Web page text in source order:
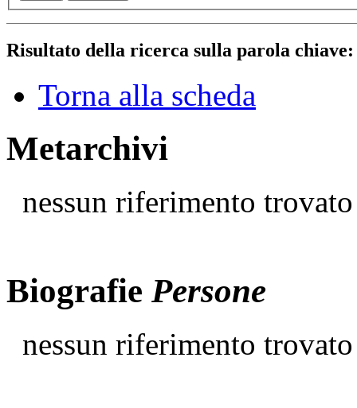
Risultato della ricerca sulla parola chiave:
Torna alla scheda
Metarchivi
nessun riferimento trovato
Biografie Persone
nessun riferimento trovato